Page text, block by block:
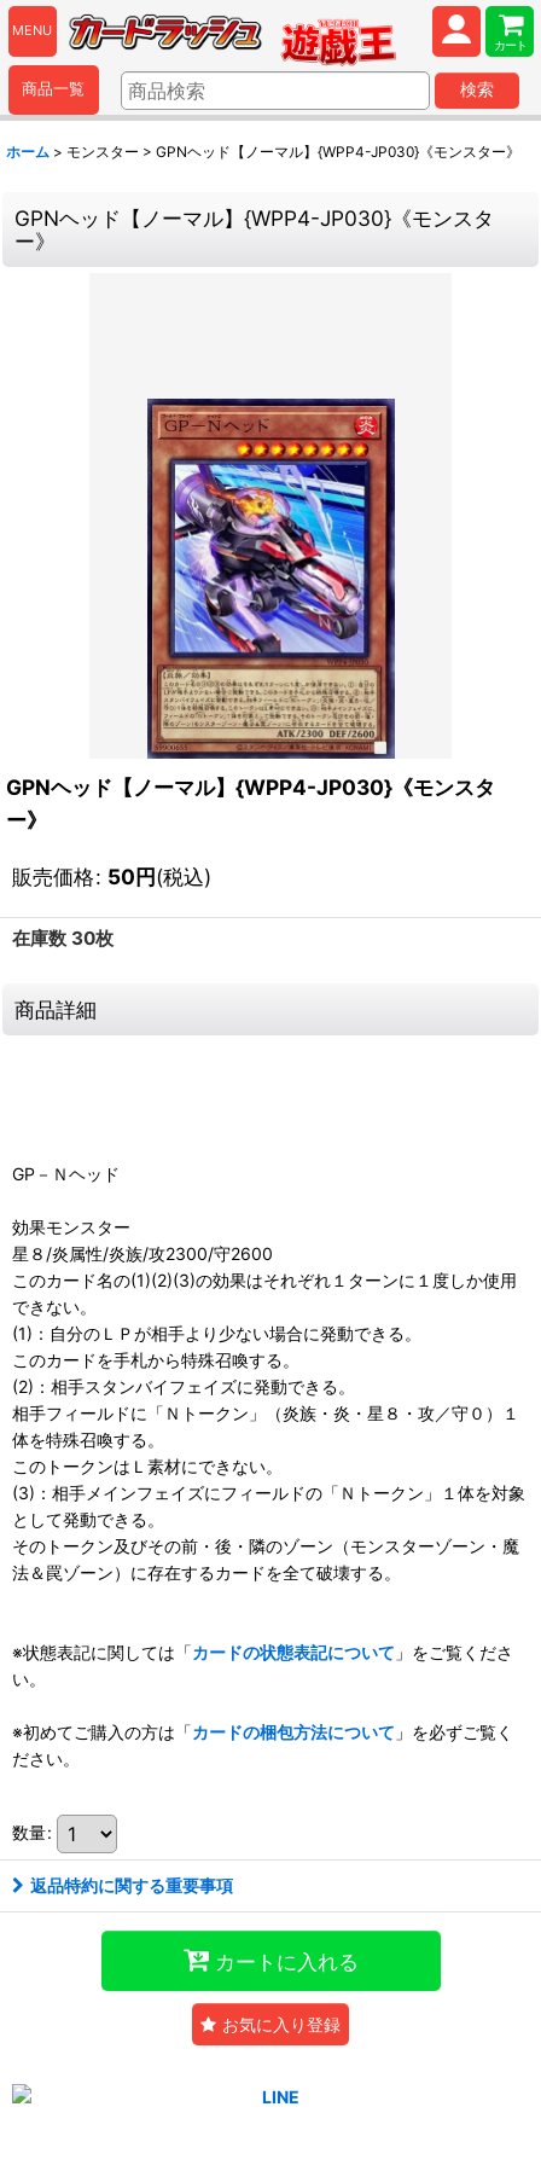
MENU
カート
商品一覧 検索
ホーム > モンスター > GPNヘッド【ノーマル】{WPP4-JP030}《モンスター》
GPNヘッド【ノーマル】{WPP4-JP030}《モンスタ
ー》
GPNヘッド【ノーマル】{WPP4-JP030}《モンスタ
ー》
販売価格: 50円(税込)
在庫数 30枚
商品詳細
GP－Ｎヘッド
効果モンスター
星８/炎属性/炎族/攻2300/守2600
このカード名の(1)(2)(3)の効果はそれぞれ１ターンに１度しか使用
できない。
(1)：自分のＬＰが相手より少ない場合に発動できる。
このカードを手札から特殊召喚する。
(2)：相手スタンバイフェイズに発動できる。
相手フィールドに「Ｎトークン」（炎族・炎・星８・攻／守０）１
体を特殊召喚する。
このトークンはＬ素材にできない。
(3)：相手メインフェイズにフィールドの「Ｎトークン」１体を対象
として発動できる。
そのトークン及びその前・後・隣のゾーン（モンスターゾーン・魔
法＆罠ゾーン）に存在するカードを全て破壊する。
※状態表記に関しては「カードの状態表記について 」をご覧くださ
い。
※初めてご購入の方は「カードの梱包方法について 」を必ずご覧く
ださい。
数量:
返品特約に関する重要事項
カートに入れる
お気に入り登録